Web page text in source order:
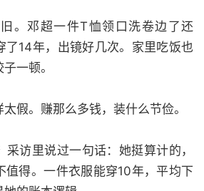
。邓超一件T恤领口洗卷边了还
了14年，出镜好几次。家里吃饭也
一顿。
假。赚那么多钱，装什么节俭。
访里说过一句话：她挺算计的，
值得。一件衣服能穿10年，平均下